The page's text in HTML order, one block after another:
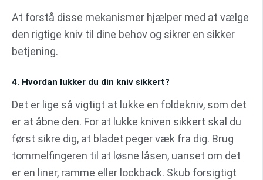
At forstå disse mekanismer hjælper med at vælge
den rigtige kniv til dine behov og sikrer en sikker
betjening.
4. Hvordan lukker du din kniv sikkert?
Det er lige så vigtigt at lukke en foldekniv, som det
er at åbne den. For at lukke kniven sikkert skal du
først sikre dig, at bladet peger væk fra dig. Brug
tommelfingeren til at løsne låsen, uanset om det
er en liner, ramme eller lockback. Skub forsigtigt